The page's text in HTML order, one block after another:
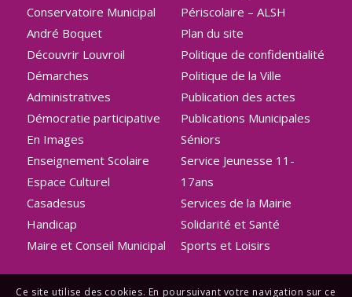
Conservatoire Municipal
André Boquet
Découvrir Louvroil
Démarches
Administratives
Démocratie participative
En Images
Enseignement Scolaire
Espace Culturel
Casadesus
Handicap
Maire et Conseil Municipal
Périscolaire – ALSH
Plan du site
Politique de confidentialité
Politique de la Ville
Publication des actes
Publications Municipales
Séniors
Service Jeunesse 11-
17ans
Services de la Mairie
Solidarité et Santé
Sports et Loisirs
Ce site utilise des cookies. En poursuivant votre navigation sur ce